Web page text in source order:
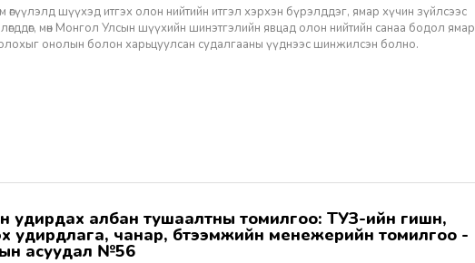
өгүүлэлд шүүхэд итгэх олон нийтийн итгэл хэрхэн бүрэлддэг, ямар хүчин зүйлсээс
мөн Монгол Улсын шүүхийн шинэтгэлийн явцад олон нийтийн санаа бодол ямар
онолын болон харьцуулсан судалгааны үүднээс шинжилсэн болно.
удирдлага, чанар, бүтээмжийн менежерийн томилгоо -
асуудал №56